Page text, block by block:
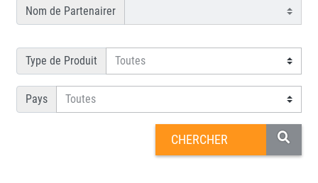
Nom de Partenairer
Type de Produit
Pays